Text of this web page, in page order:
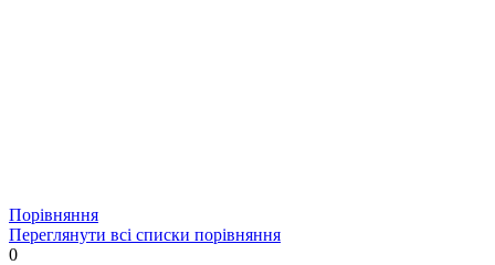
Порівняння
Переглянути всі списки порівняння
0